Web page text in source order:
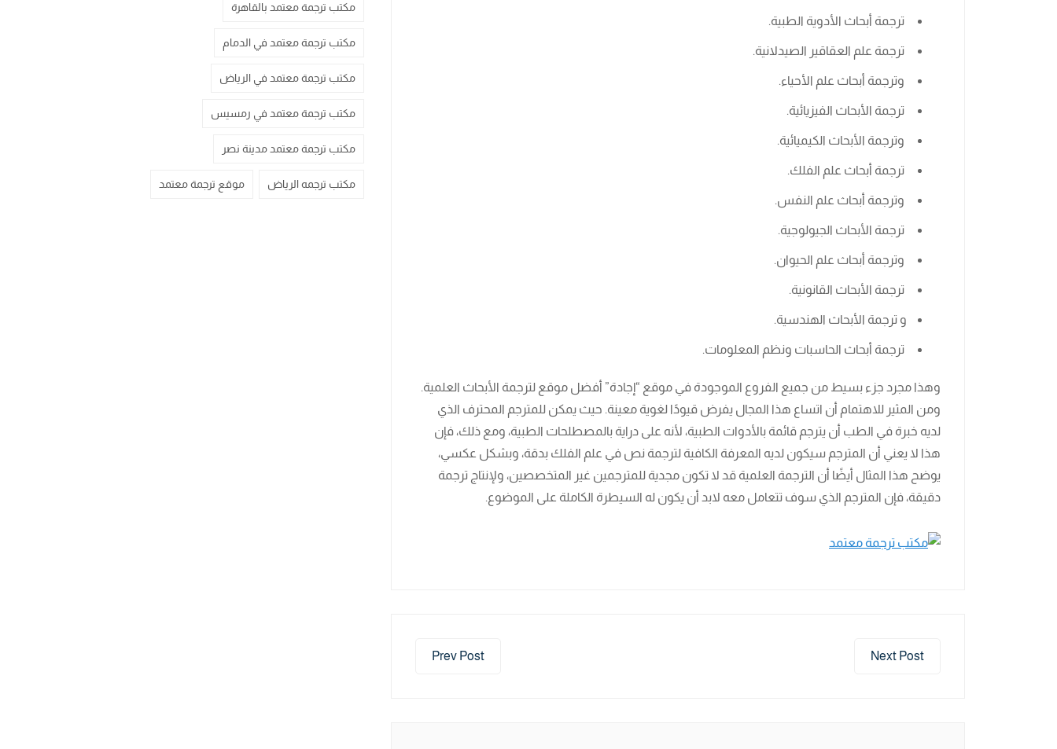
ترجمة أبحاث الأدوية الطبية.
ترجمة علم العقاقير الصيدلانية.
وترجمة أبحاث علم الأحياء.
ترجمة الأبحاث الفيزيائية.
وترجمة الأبحاث الكيميائية.
ترجمة أبحاث علم الفلك.
وترجمة أبحاث علم النفس.
ترجمة الأبحاث الجيولوجية.
وترجمة أبحاث علم الحيوان.
ترجمة الأبحاث القانونية.
و ترجمة الأبحاث الهندسية.
ترجمة أبحاث الحاسبات ونظم المعلومات.
وهذا مجرد جزء بسيط من جميع الفروع الموجودة في موقع “إجادة” أفضل موقع لترجمة الأبحاث العلمية.
ومن المثير للاهتمام أن اتساع هذا المجال يفرض قيودًا لغوية معينة. حيث يمكن للمترجم المحترف الذي
لديه خبرة في الطب أن يترجم قائمة بالأدوات الطبية، لأنه على دراية بالمصطلحات الطبية، ومع ذلك، فإن
هذا لا يعني أن المترجم سيكون لديه المعرفة الكافية لترجمة نص في علم الفلك بدقة، وبشكل عكسي،
يوضح هذا المثال أيضًا أن الترجمة العلمية قد لا تكون مجدية للمترجمين غير المتخصصين، ولإنتاج ترجمة
دقيقة، فإن المترجم الذي سوف تتعامل معه لابد أن يكون له السيطرة الكاملة على الموضوع.
Prev Post Next Post
مكتب ترجمة معتمد بالقاهرة
مكتب ترجمة معتمد في الدمام
مكتب ترجمة معتمد في الرياض
مكتب ترجمة معتمد في رمسيس
مكتب ترجمة معتمد مدينة نصر
مكتب ترجمه الرياض موقع ترجمة معتمد